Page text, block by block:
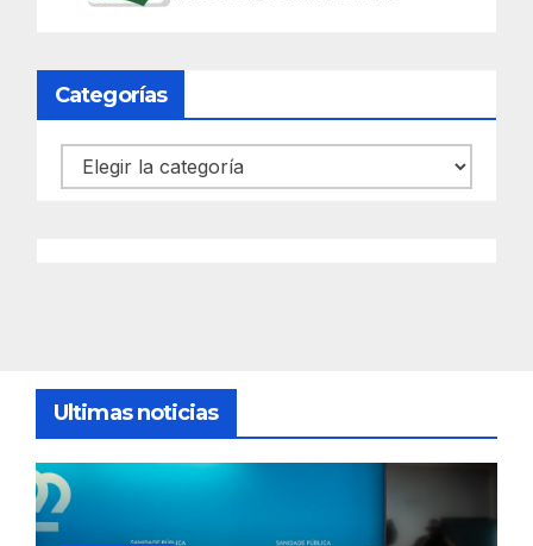
Categorías
Categorías
Ultimas noticias